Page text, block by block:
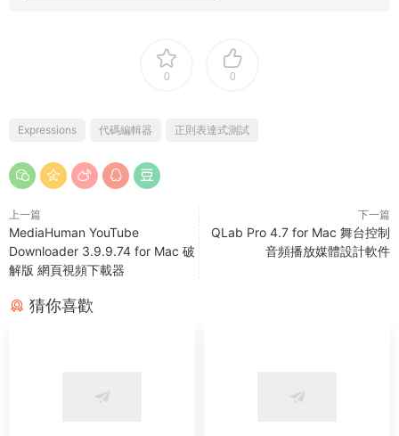
0 0
Expressions 代碼編輯器 正則表達式測試
上一篇
MediaHuman YouTube
Downloader 3.9.9.74 for Mac 破
解版 網頁視頻下載器
下一篇
QLab Pro 4.7 for Mac 舞台控制
音頻播放媒體設計軟件
猜你喜歡